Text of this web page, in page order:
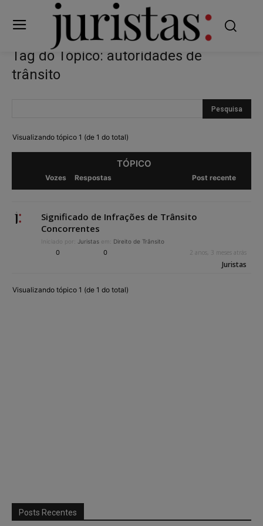
Tag do Tópico: autoridades de
trânsito
Visualizando tópico 1 (de 1 do total)
TÓPICO
Vozes Respostas Post recente
Significado de Infrações de Trânsito
Concorrentes
Iniciado por: Juristas em: Direito de Trânsito
0 0 2 anos, 3 meses atrás
Juristas
Visualizando tópico 1 (de 1 do total)
Posts Recentes